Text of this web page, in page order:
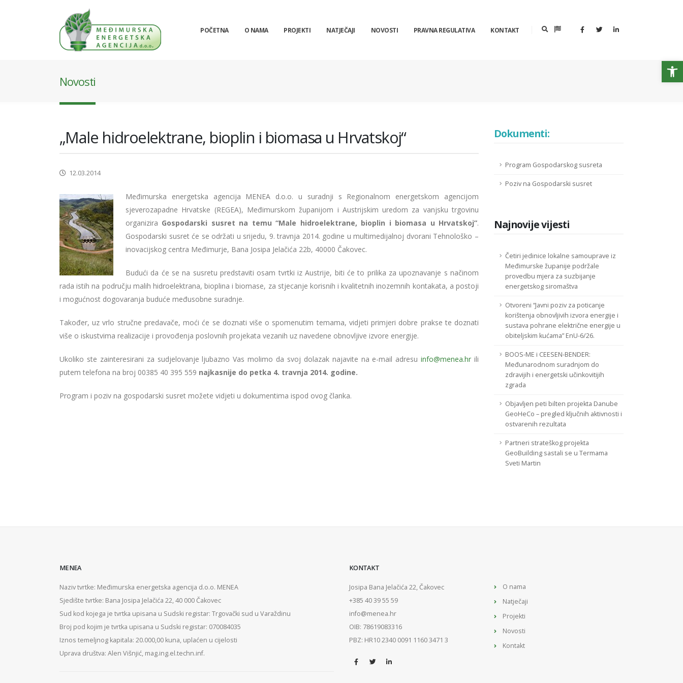
POČETNA O NAMA PROJEKTI NATJEČAJI NOVOSTI PRAVNA REGULATIVA KONTAKT
Novosti
„Male hidroelektrane, bioplin i biomasa u Hrvatskoj“
12.03.2014
Međimurska energetska agencija MENEA d.o.o. u suradnji s Regionalnom energetskom agencijom
sjeverozapadne Hrvatske (REGEA), Međimurskom županijom i Austrijskim uredom za vanjsku trgovinu
organizira Gospodarski susret na temu “Male hidroelektrane, bioplin i biomasa u Hrvatskoj”.
Gospodarski susret će se održati u srijedu, 9. travnja 2014. godine u multimedijalnoj dvorani Tehnološko –
inovacijskog centra Međimurje, Bana Josipa Jelačića 22b, 40000 Čakovec.
Budući da će se na susretu predstaviti osam tvrtki iz Austrije, biti će to prilika za upoznavanje s načinom
rada istih na području malih hidroelektrana, bioplina i biomase, za stjecanje korisnih i kvalitetnih inozemnih kontakata, a postoji
i mogućnost dogovaranja buduće međusobne suradnje.
Također, uz vrlo stručne predavače, moći će se doznati više o spomenutim temama, vidjeti primjeri dobre prakse te doznati
više o iskustvima realizacije i provođenja poslovnih projekata vezanih uz navedene obnovljive izvore energije.
Ukoliko ste zainteresirani za sudjelovanje ljubazno Vas molimo da svoj dolazak najavite na e-mail adresuinfo@menea.hr ili
putem telefona na broj 00385 40 395 559 najkasnije do petka 4. travnja 2014. godine.
Program i poziv na gospodarski susret možete vidjeti u dokumentima ispod ovog članka.
Dokumenti:
Program Gospodarskog susreta
Poziv na Gospodarski susret
Najnovije vijesti
Četiri jedinice lokalne samouprave iz
Međimurske županije podržale
provedbu mjera za suzbijanje
energetskog siromaštva
Otvoreni “Javni poziv za poticanje
korištenja obnovljivih izvora energije i
sustava pohrane električne energije u
obiteljskim kućama” EnU-6/26.
BOOS-ME i CEESEN-BENDER:
Međunarodnom suradnjom do
zdravijih i energetski učinkovitijih
zgrada
Objavljen peti bilten projekta Danube
GeoHeCo – pregled ključnih aktivnosti i
ostvarenih rezultata
Partneri strateškog projekta
GeoBuilding sastali se u Termama
Sveti Martin
MENEA
Naziv tvrtke: Međimurska energetska agencija d.o.o. MENEA
Sjedište tvrtke: Bana Josipa Jelačića 22, 40 000 Čakovec
Sud kod kojega je tvrtka upisana u Sudski registar: Trgovački sud u Varaždinu
Broj pod kojim je tvrtka upisana u Sudski registar: 070084035
Iznos temeljnog kapitala: 20.000,00 kuna, uplaćen u cijelosti
Uprava društva: Alen Višnjić, mag.ing.el.techn.inf.
KONTAKT
Josipa Bana Jelačića 22, Čakovec
+385 40 39 55 59
info@menea.hr
OIB: 78619083316
PBZ: HR10 2340 0091 1160 3471 3
O nama
Natječaji
Projekti
Novosti
Kontakt